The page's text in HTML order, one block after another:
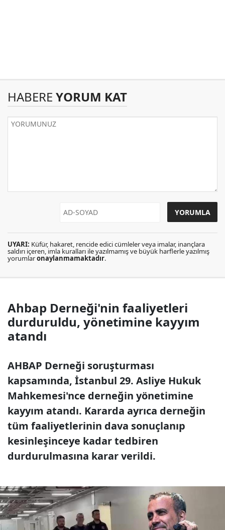
HABERE YORUM KAT
UYARI: Küfür, hakaret, rencide edici cümleler veya imalar, inançlara
saldırı içeren, imla kuralları ile yazılmamış ve büyük harflerle yazılmış
yorumlaronaylanmamaktadır.
Ahbap Derneği'nin faaliyetleri
durduruldu, yönetimine kayyım
atandı
AHBAP Derneği soruşturması
kapsamında, İstanbul 29. Asliye Hukuk
Mahkemesi'nce derneğin yönetimine
kayyım atandı. Kararda ayrıca derneğin
tüm faaliyetlerinin dava sonuçlanıp
kesinleşinceye kadar tedbiren
durdurulmasına karar verildi.